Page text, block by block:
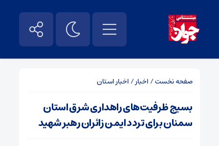
صفحه نخست/ اخبار/ اخبار استان
بسیج ظرفیت‌های راهداری شرق استان
سمنان برای تردد ایمن زائران رهبر شهید